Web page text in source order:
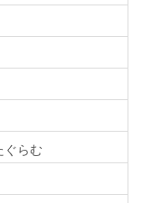
ぐらむ